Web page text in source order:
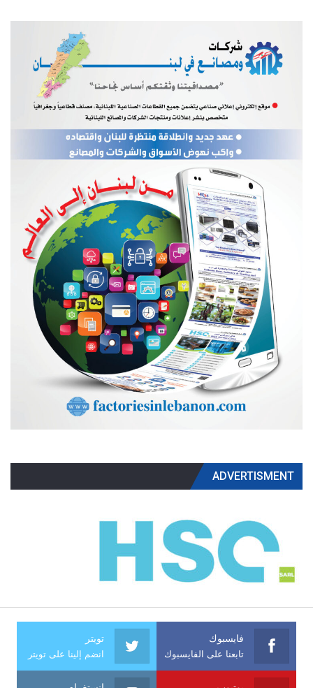
ADVERTISMENT
فايسبوك
تابعنا على الفايسبوك
تويتر
انضم إلينا على تويتر